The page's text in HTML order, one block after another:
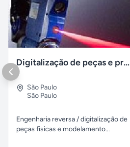
Digitalização de peças e produtos / impressão 3D polyworks
São Paulo
São Paulo
Engenharia reversa / digitalização de
peças fisicas e modelamento...